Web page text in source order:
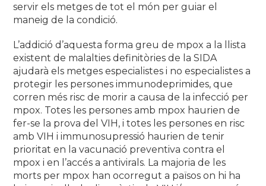
servir els metges de tot el món per guiar el
maneig de la condició.
L’addició d’aquesta forma greu de mpox a la llista
existent de malalties definitòries de la SIDA
ajudarà els metges especialistes i no especialistes a
protegir les persones immunodeprimides, que
corren més risc de morir a causa de la infecció per
mpox. Totes les persones amb mpox haurien de
fer-se la prova del VIH, i totes les persones en risc
amb VIH i immunosupressió haurien de tenir
prioritat en la vacunació preventiva contra el
mpox i en l’accés a antivirals. La majoria de les
morts per mpox han ocorregut a països on hi ha